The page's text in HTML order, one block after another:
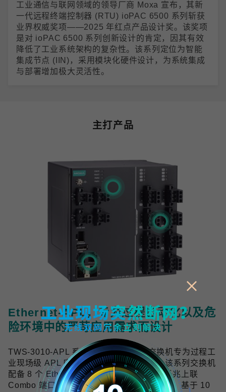
工业通信与联网领域的领导厂商 Moxa 宣布，其新
一代远程终端控制器 (RTU) ioPAC 6500 系列斩获
业界权威奖项——2025 年红点产品设计奖。该奖项
是对 ioPAC 6500 系列创新设计的肯定，因其有效
降低了工业系统架构的复杂性。该系列定位为智能
集成节点 (IIN)，采用模块化硬件设计，为系统集成
与部署增加极大灵活性。
主打产品
Ethernet-APL，专为过程自动化以及危
险环境中的严苛应用需求而设计
TWS-3010-APL 系列工业双线以太网交换机专为过程工
业现场级 APL 应用提供可靠的网络连接，该系列交换机
配备 8 个 Ethernet-APL spur 端口与 2 个千兆上联
Combo 端口，符合 Ethernet-APL 技术规范，基于 10